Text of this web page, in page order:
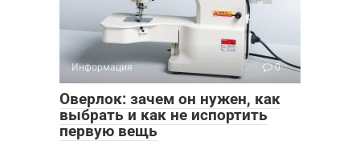
Информация 0
Оверлок: зачем он нужен, как
выбрать и как не испортить
первую вещь